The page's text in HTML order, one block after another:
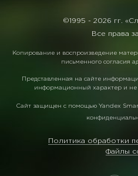
©1995 - 2026 гг.
Все права
Копирование и воспроизведение
письменного согласия
Представленная на сайте
информационный характер и не
Сайт защищен с помощью Yandex
Политика обработки
Файлы